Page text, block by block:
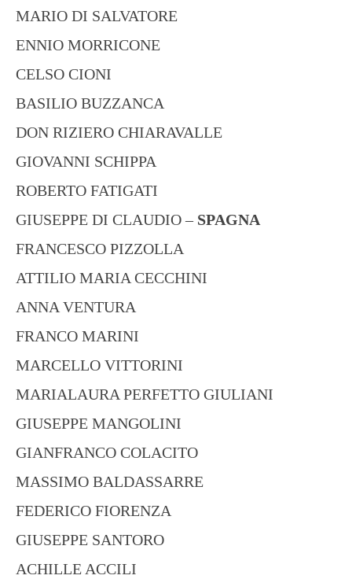
MARIO DI SALVATORE
ENNIO MORRICONE
CELSO CIONI
BASILIO BUZZANCA
DON RIZIERO CHIARAVALLE
GIOVANNI SCHIPPA
ROBERTO FATIGATI
GIUSEPPE DI CLAUDIO – SPAGNA
FRANCESCO PIZZOLLA
ATTILIO MARIA CECCHINI
ANNA VENTURA
FRANCO MARINI
MARCELLO VITTORINI
MARIALAURA PERFETTO GIULIANI
GIUSEPPE MANGOLINI
GIANFRANCO COLACITO
MASSIMO BALDASSARRE
FEDERICO FIORENZA
GIUSEPPE SANTORO
ACHILLE ACCILI